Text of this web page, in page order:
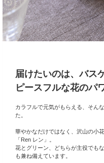
届けたいのは、バス
ピースフルな花のパ
カラフルで元気がもらえる、そん
た。
華やかなだけではなく、沢山の小
「Ren レン」。
花とグリーン、どちらが主役でも
も兼ね備えています。